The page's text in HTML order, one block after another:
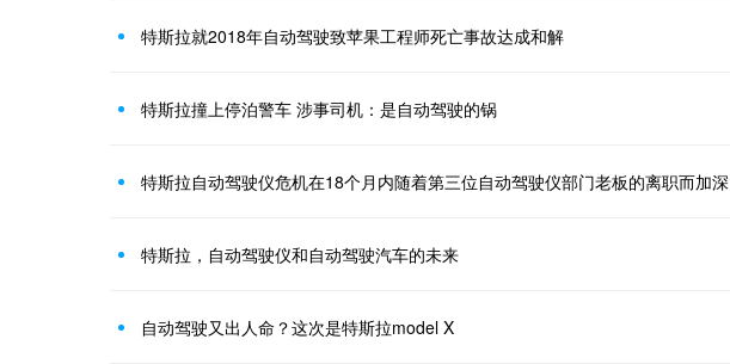
特斯拉就2018年自动驾驶致苹果工程师死亡事故达成和解
特斯拉撞上停泊警车 涉事司机：是自动驾驶的锅
特斯拉自动驾驶仪危机在18个月内随着第三位自动驾驶仪部门老板的离职而加深
特斯拉，自动驾驶仪和自动驾驶汽车的未来
自动驾驶又出人命？这次是特斯拉model X